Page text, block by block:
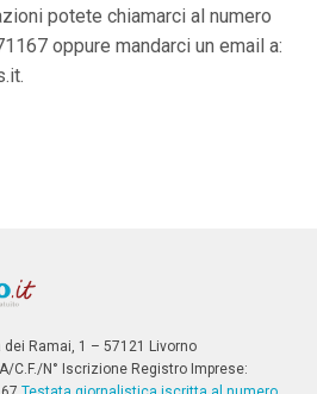
potete chiamarci al numero
oppure mandarci un email a:
.
Ramai, 1 – 57121 Livorno
C.F./N° Iscrizione Registro Imprese: